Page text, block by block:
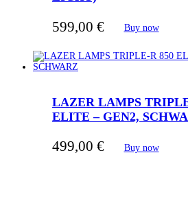
599,00 € Buy now
LAZER LAMPS
ELITE – GEN2,
499,00 € Buy now